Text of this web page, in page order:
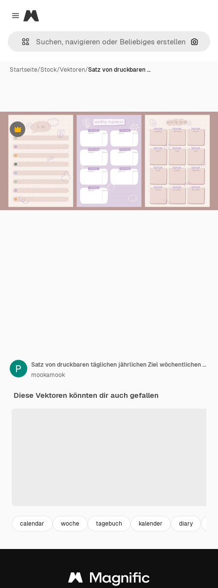
Close menu
Magnific
Nach
Startseite/Stock/Vektoren/Satz von druckbaren …
Premium
Satz von druckbaren täglichen jährlichen Ziel wöchentlichen Ausgaben, um Notizen zu machen, Planer, Tagebuch Tracker
mookamook
Diese Vektoren könnten dir auch gefallen
calendar woche tagebuch kalender diary